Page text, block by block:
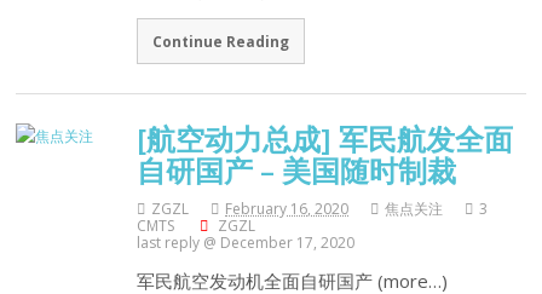
Continue Reading
[航空动力总成] 军民航发全面
自研国产 – 美国随时制裁
ZGZL February 16, 2020 焦点关注
3
CMTS
ZGZL
last reply @ December 17, 2020
军民航空发动机全面自研国产 (more…)